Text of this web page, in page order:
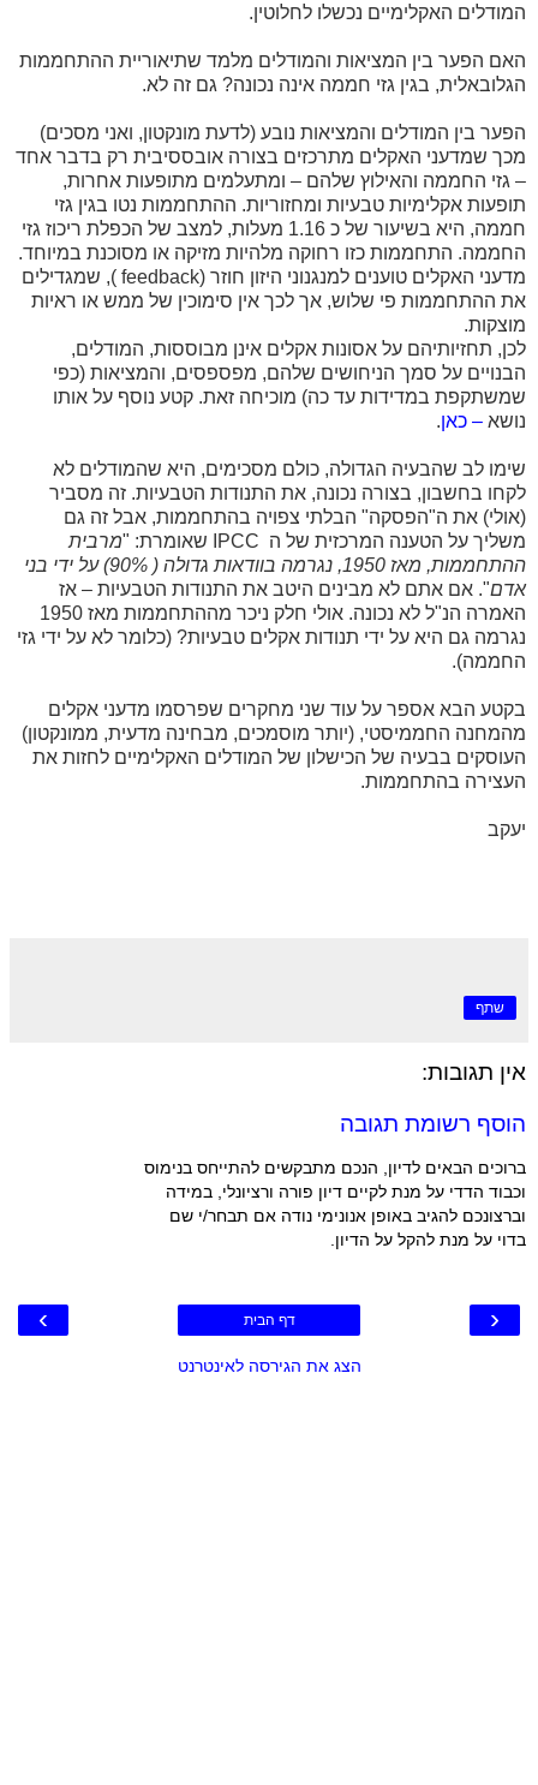
המודלים האקלימיים נכשלו לחלוטין.
האם הפער בין המציאות והמודלים מלמד שתיאוריית ההתחממות
הגלובאלית, בגין גזי חממה אינה נכונה? גם זה לא.
הפער בין המודלים והמציאות נובע (לדעת מונקטון, ואני מסכים)
מכך שמדעני האקלים מתרכזים בצורה אובססיבית רק בדבר אחד
– גזי החממה והאילוץ שלהם – ומתעלמים מתופעות אחרות,
תופעות אקלימיות טבעיות ומחזוריות. ההתחממות נטו בגין גזי
חממה, היא בשיעור של כ 1.16 מעלות, למצב של הכפלת ריכוז גזי
החממה. התחממות כזו רחוקה מלהיות מזיקה או מסוכנת במיוחד.
מדעני האקלים טוענים למנגנוני היזון חוזר (feedback ), שמגדילים
את ההתחממות פי שלוש, אך לכך אין סימוכין של ממש או ראיות
מוצקות.
לכן, תחזיותיהם על אסונות אקלים אינן מבוססות, המודלים,
הבנויים על סמך הניחושים שלהם, מפספסים, והמציאות (כפי
שמשתקפת במדידות עד כה) מוכיחה זאת. קטע נוסף על אותו
נושא – כאן.
שימו לב שהבעיה הגדולה, כולם מסכימים, היא שהמודלים לא
לקחו בחשבון, בצורה נכונה, את התנודות הטבעיות. זה מסביר
(אולי) את ה"הפסקה" הבלתי צפויה בהתחממות, אבל זה גם
משליך על הטענה המרכזית של ה IPCC שאומרת: "מרבית
ההתחממות, מאז 1950, נגרמה בוודאות גדולה ( 90%) על ידי בני
אדם". אם אתם לא מבינים היטב את התנודות הטבעיות – אז
האמרה הנ"ל לא נכונה. אולי חלק ניכר מההתחממות מאז 1950
נגרמה גם היא על ידי תנודות אקלים טבעיות? (כלומר לא על ידי גזי
החממה).
בקטע הבא אספר על עוד שני מחקרים שפרסמו מדעני אקלים
מהמחנה החממיסטי, (יותר מוסמכים, מבחינה מדעית, ממונקטון)
העוסקים בבעיה של הכישלון של המודלים האקלימיים לחזות את
העצירה בהתחממות.
יעקב
שתף
אין תגובות:
הוסף רשומת תגובה
ברוכים הבאים לדיון, הנכם מתבקשים להתייחס בנימוס
וכבוד הדדי על מנת לקיים דיון פורה ורציונלי, במידה
וברצונכם להגיב באופן אנונימי נודה אם תבחר/י שם
בדוי על מנת להקל על הדיון.
‹
› דף הבית
הצג את הגירסה לאינטרנט